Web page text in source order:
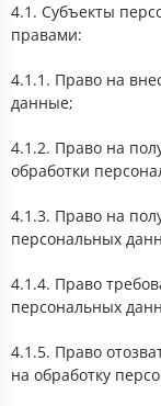
4.1. Субъекты
правами:
4.1.1. Право на
данные;
4.1.2. Право на
обработки
4.1.3. Право на
персональных
4.1.4. Право
персональных
4.1.5. Право
на обработку